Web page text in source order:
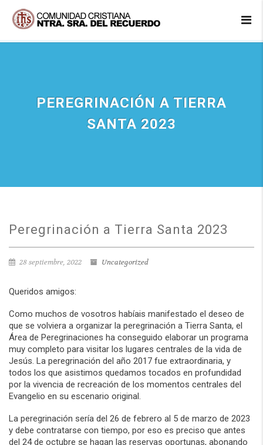
PEREGRINACIÓN A TIERRA
SANTA 2023
Peregrinación a Tierra Santa 2023
28 septiembre, 2022 Uncategorized
Queridos amigos:
Como muchos de vosotros habíais manifestado el deseo de
que se volviera a organizar la peregrinación a Tierra Santa, el
Área de Peregrinaciones ha conseguido elaborar un programa
muy completo para visitar los lugares centrales de la vida de
Jesús. La peregrinación del año 2017 fue extraordinaria, y
todos los que asistimos quedamos tocados en profundidad
por la vivencia de recreación de los momentos centrales del
Evangelio en su escenario original.
La peregrinación sería del 26 de febrero al 5 de marzo de 2023
y debe contratarse con tiempo, por eso es preciso que antes
del 24 de octubre se hagan las reservas oportunas, abonando